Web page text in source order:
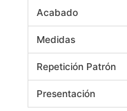
Acabado
Medidas
Repetición Patrón
Presentación